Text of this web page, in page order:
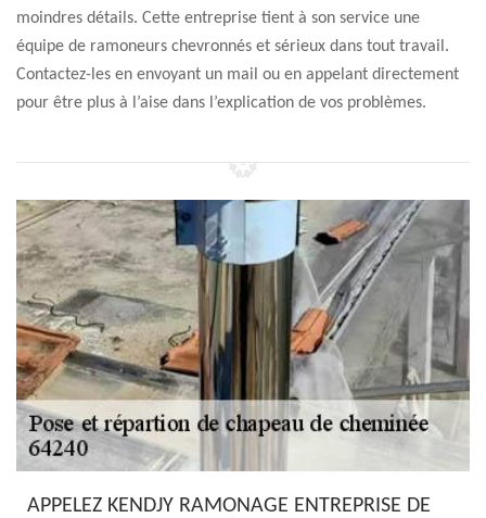
moindres détails. Cette entreprise tient à son service une
équipe de ramoneurs chevronnés et sérieux dans tout travail.
Contactez-les en envoyant un mail ou en appelant directement
pour être plus à l’aise dans l’explication de vos problèmes.
APPELEZ KENDJY RAMONAGE ENTREPRISE DE